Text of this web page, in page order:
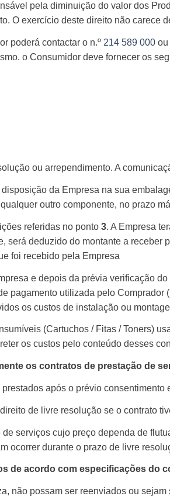
pela diminuição do valor dos
O exercício deste direito não carece
poderá contactar o n.º 214 589 000 ou
o Consumidor deve fornecer os
ou arrependimento. A
da Empresa na sua
outro componente, no prazo
referidas no ponto 3. A Empresa
será deduzido do montante a
foi recebido pela Empresa
e depois da prévia verificação
pagamento utilizada pelo
os custos de instalação ou
(Cartuchos / Fitas / Toners)
os custos pelo conteúdo desses
os contratos de prestação de
após o prévio consentimento
de livre resolução se o contrato
serviços cujo preço dependa de
ocorrer durante o prazo de livre
de acordo com especificações do
não possam ser reenviados ou